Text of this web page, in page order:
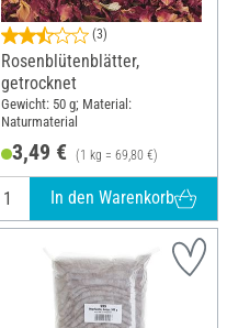
(3)
Rosenblütenblätter,
getrocknet
Gewicht: 50 g; Material:
Naturmaterial
3,49 € (1 kg = 69,80 €)
In den Warenkorb